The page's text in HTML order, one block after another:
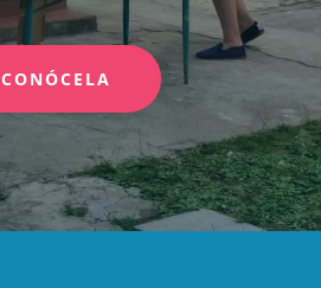
CONÓCELA